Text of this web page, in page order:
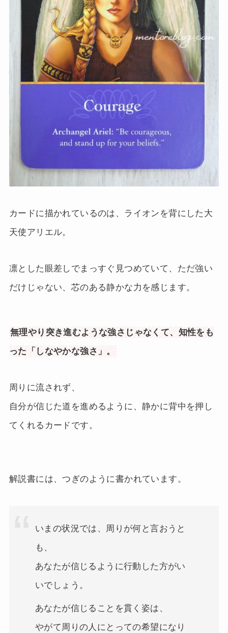
カードに描かれているのは、ライオンを背にした大
天使アリエル。
凛とした眼差しでまっすぐ見つめていて、ただ強い
だけじゃない、芯のある静かな力を感じます。
無理やり突き進むような強さじゃなくて、知性をも
った「しなやかな強さ」。
周りに流されず、
自分が信じた道を進めるように、静かに背中を押し
てくれるカードです。
解説書には、つぎのように書かれています。
いまの状況では、周りが何と言おうと
も、
あなたが信じるように行動した方がい
いでしょう。
あなたが信じることを貫く姿は、
やがて周りの人にとっての希望になり